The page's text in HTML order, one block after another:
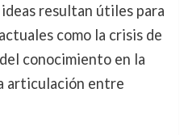
resultan útiles para
como la crisis de
conocimiento en la
articulación entre